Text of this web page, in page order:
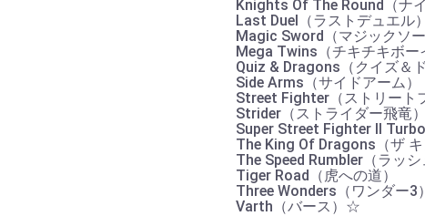
Knights Of The Round（ナ
Last Duel（ラストデュエル
Magic Sword（マジックソー
Mega Twins（チキチキボー
Quiz & Dragons（クイズ＆
Side Arms（サイドアーム）
Street Fighter（ストリート
Strider（ストライダー飛竜）
Super Street Fighter II
The King Of Dragons（ザ キ
The Speed Rumbler（ラッ
Tiger Road（虎への道）
Three Wonders（ワンダー3）
Varth（バース）☆